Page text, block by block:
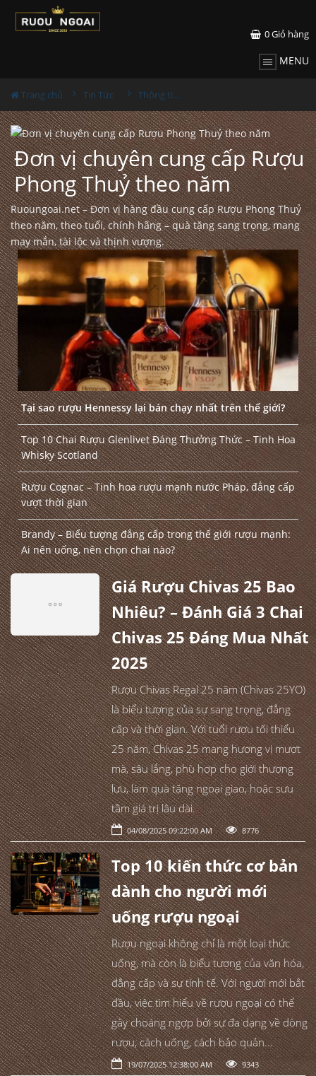
0Giỏ hàng
MENU
Trang chủ Tin Tức Thông tin Rượu ngoại
Đơn vị chuyên cung cấp Rượu
Phong Thuỷ theo năm
Ruoungoai.net – Đơn vị hàng đầu cung cấp Rượu Phong Thuỷ
theo năm, theo tuổi, chính hãng – quà tặng sang trọng, mang
may mắn, tài lộc và thịnh vượng.
Tại sao rượu Hennessy lại bán chạy nhất trên thế giới?
Top 10 Chai Rượu Glenlivet Đáng Thưởng Thức – Tinh Hoa
Whisky Scotland
Rượu Cognac – Tinh hoa rượu mạnh nước Pháp, đẳng cấp
vượt thời gian
Brandy – Biểu tượng đẳng cấp trong thế giới rượu mạnh:
Ai nên uống, nên chọn chai nào?
Giá Rượu Chivas 25 Bao
Nhiêu? – Đánh Giá 3 Chai
Chivas 25 Đáng Mua Nhất
2025
Rượu Chivas Regal 25 năm (Chivas 25YO)
là biểu tượng của sự sang trọng, đẳng
cấp và thời gian. Với tuổi rượu tối thiểu
25 năm, Chivas 25 mang hương vị mượt
mà, sâu lắng, phù hợp cho giới thượng
lưu, làm quà tặng ngoại giao, hoặc sưu
tầm giá trị lâu dài.
04/08/2025 09:22:00 AM 8776
Top 10 kiến thức cơ bản
dành cho người mới
uống rượu ngoại
Rượu ngoại không chỉ là một loại thức
uống, mà còn là biểu tượng của văn hóa,
đẳng cấp và sự tinh tế. Với người mới bắt
đầu, việc tìm hiểu về rượu ngoại có thể
gây choáng ngợp bởi sự đa dạng về dòng
rượu, cách uống, cách bảo quản...
19/07/2025 12:38:00 AM 9343